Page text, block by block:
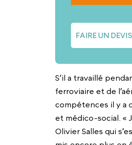
FAIRE UN
S’il a travaillé
ferroviaire et de
compétences il y a
et médico-social. «
Olivier Salles qui